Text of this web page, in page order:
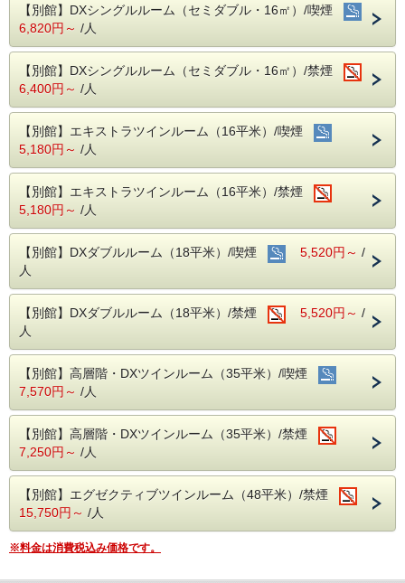
【館内レストラン】
営業時間：昼・11:30〜15:00（ラストオーダー14:00）
夜・17:00〜21:00（ラストオーダー20:00）
定休日：毎週水曜日、12月31日
す。）
☆宿泊者特典：ご夕食が10％割引！（一部メニューを除
・朝食 ６：３０〜９：３０、ラストオーダー９：００
内容：バイキング形式（ビニール手袋、マスクの用意あ
料金：１，１００円（税込）
・昼食 １１：３０〜１５：００、ラストオーダー１４：０
内容：洋食
※昼食は月曜定休日、他臨時休業あり
【別館】DXシングルルーム（セミダブル・16㎡）/喫煙
6,820円～ /人
【別館】DXシングルルーム（セミダブル・16㎡）/禁煙
6,400円～ /人
【別館】エキストラツインルーム（16平米）/喫煙
5,180円～ /人
【別館】エキストラツインルーム（16平米）/禁煙
5,180円～ /人
【別館】DXダブルルーム（18平米）/喫煙 5,520円～ /
人
【別館】DXダブルルーム（18平米）/禁煙 5,520円～ /
人
【別館】高層階・DXツインルーム（35平米）/喫煙
7,570円～ /人
【別館】高層階・DXツインルーム（35平米）/禁煙
7,250円～ /人
【別館】エグゼクティブツインルーム（48平米）/禁煙
15,750円～ /人
※料金は消費税込み価格です。